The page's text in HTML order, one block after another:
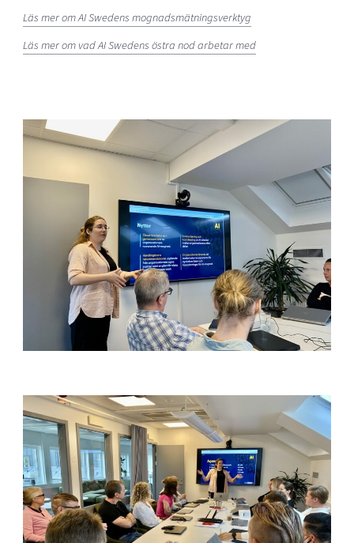
Läs mer om AI Swedens mognadsmätningsverktyg
Läs mer om vad AI Swedens östra nod arbetar med